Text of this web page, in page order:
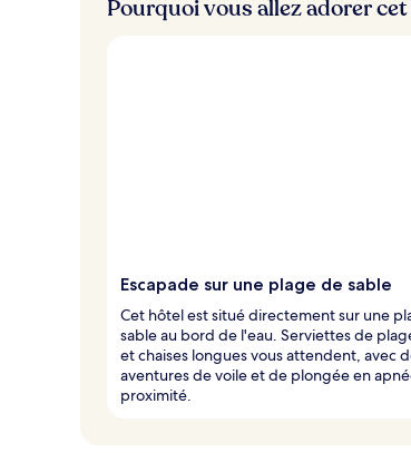
Pourquoi vous allez adorer
Escapade sur une plage de sable
Cet hôtel est situé directement sur une
sable au bord de l'eau. Serviettes de
et chaises longues vous attendent, avec
aventures de voile et de plongée en
proximité.